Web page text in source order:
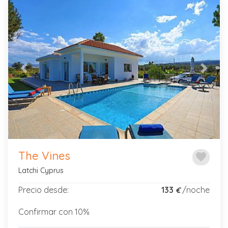
Previous Next
favorite
The Vines
Latchi Cyprus
Precio desde: 133 €/noche
Confirmar con 10%